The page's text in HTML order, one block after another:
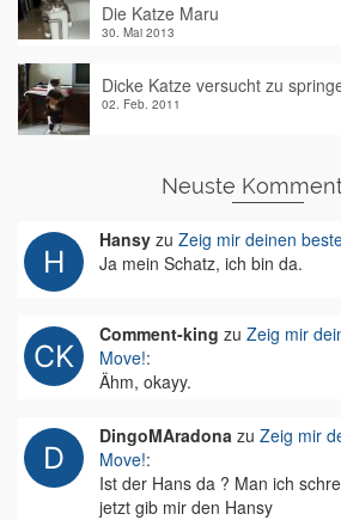
Die Katze Maru
30. Mai 2013
Dicke Katze versucht zu
02. Feb. 2011
Neuste
Hansy zu Zeig mir deinen
Ja mein Schatz, ich bin da.
Comment-king zu Zeig mir
Move!:
Ähm, okayy.
DingoMAradona zu Zeig mir
Move!:
Ist der Hans da ? Man ich
jetzt gib mir den Hansy